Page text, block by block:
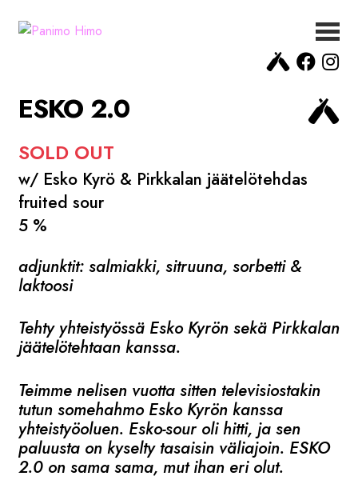
Siirry
Siirry
OLUET
MEISTÄ
YHTEYSTIEDOT
ESKO 2.0
SOLD OUT
w/ Esko Kyrö & Pirkkalan jäätelötehdas
fruited sour
5 %
adjunktit: salmiakki, sitruuna, sorbetti &
laktoosi
Tehty yhteistyössä Esko Kyrön sekä Pirkkalan
jäätelötehtaan kanssa.
Teimme nelisen vuotta sitten televisiostakin
tutun somehahmo Esko Kyrön kanssa
yhteistyöoluen. Esko-sour oli hitti, ja sen
paluusta on kyselty tasaisin väliajoin. ESKO
2.0 on sama sama, mut ihan eri olut.